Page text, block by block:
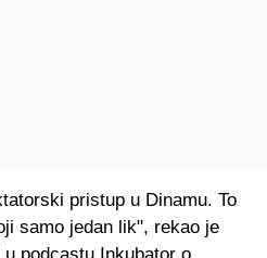
pristup u Dinamu. To
samo jedan lik", rekao je